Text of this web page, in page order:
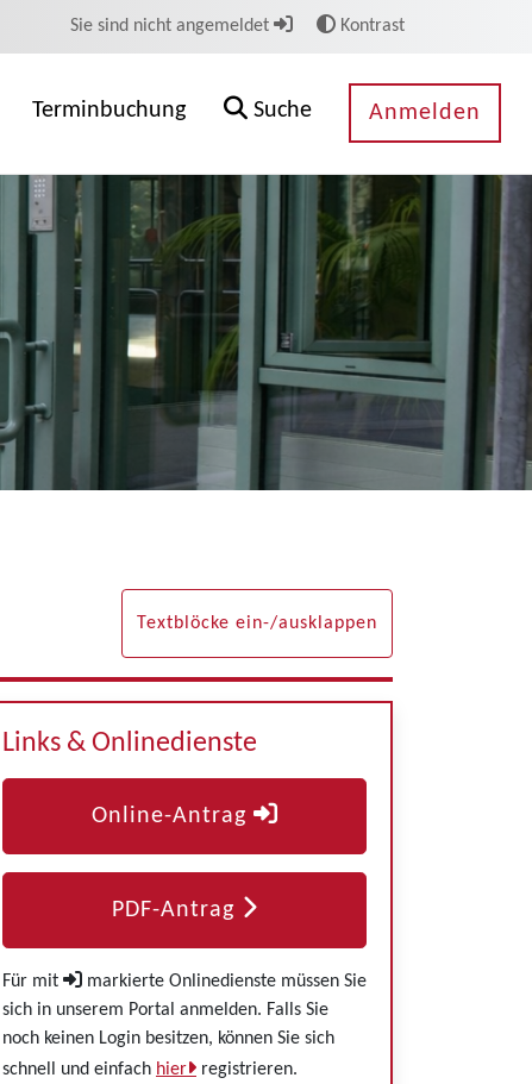
Sie sind nicht angemeldet Kontrast
Terminbuchung Suche Anmelden
Textblöcke ein-/ausklappen
Links & Onlinedienste
Online-Antrag
PDF-Antrag
Für mit
markierte Onlinedienste müssen Sie
sich in unserem Portal anmelden. Falls Sie
noch keinen Login besitzen, können Sie sich
schnell und einfach hier registrieren.